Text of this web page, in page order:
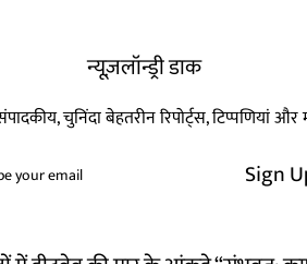
न्यूज़लॉन्ड्री डाक
चुनिंदा बेहतरीन रिपोर्ट्स, टिप्पणियां
Sign